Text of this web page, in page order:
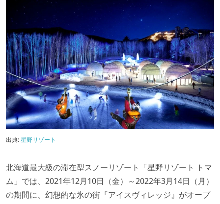
出典:星野リゾート
北海道最大級の滞在型スノーリゾート「星野リゾート トマ
ム」では、2021年12月10日（金）～2022年3月14日（月）
の期間に、幻想的な氷の街『アイスヴィレッジ』がオープ